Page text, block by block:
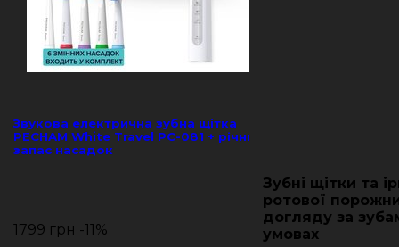
Звукова електрична зубна щітка
PECHAM White Travel PC-081 + річний
запас насадок
1799 грн -11%
Зубні щітки та
ротової
догляду за
умовах